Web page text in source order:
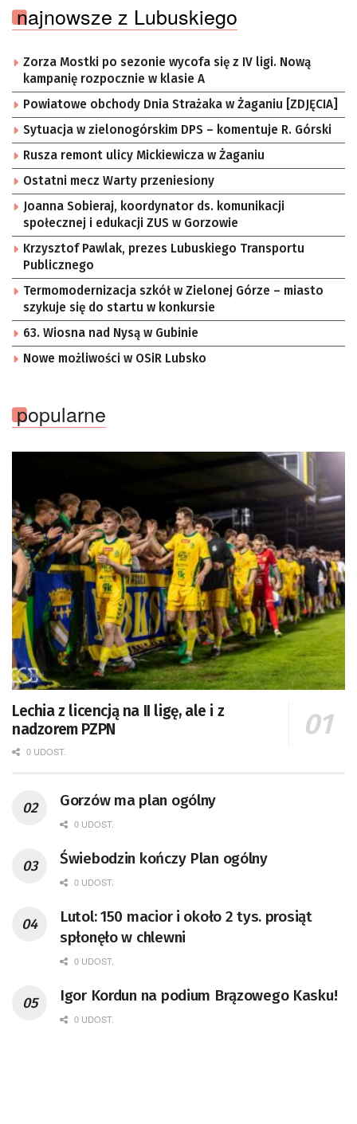
najnowsze z Lubuskiego
Zorza Mostki po sezonie wycofa się z IV ligi. Nową
kampanię rozpocznie w klasie A
Powiatowe obchody Dnia Strażaka w Żaganiu [ZDJĘCIA]
Sytuacja w zielonogórskim DPS – komentuje R. Górski
Rusza remont ulicy Mickiewicza w Żaganiu
Ostatni mecz Warty przeniesiony
Joanna Sobieraj, koordynator ds. komunikacji
społecznej i edukacji ZUS w Gorzowie
Krzysztof Pawlak, prezes Lubuskiego Transportu
Publicznego
Termomodernizacja szkół w Zielonej Górze – miasto
szykuje się do startu w konkursie
63. Wiosna nad Nysą w Gubinie
Nowe możliwości w OSiR Lubsko
popularne
Lechia z licencją na II ligę, ale i z
nadzorem PZPN
0 UDOST.
Gorzów ma plan ogólny
0 UDOST.
Świebodzin kończy Plan ogólny
0 UDOST.
Lutol: 150 macior i około 2 tys. prosiąt
spłonęło w chlewni
0 UDOST.
Igor Kordun na podium Brązowego Kasku!
0 UDOST.